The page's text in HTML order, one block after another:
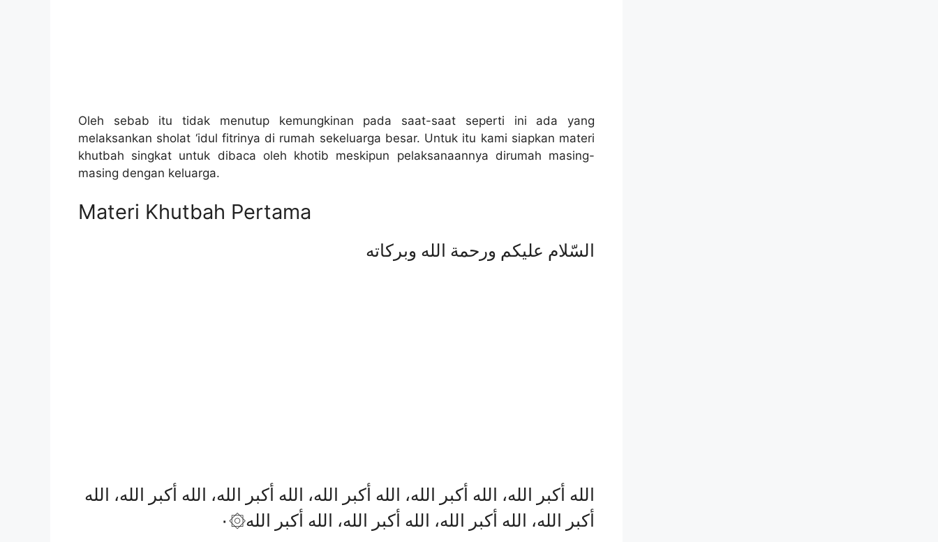
Oleh sebab itu tidak menutup kemungkinan pada saat-saat seperti ini ada yang
melaksankan sholat ‘idul fitrinya di rumah sekeluarga besar. Untuk itu kami siapkan materi
khutbah singkat untuk dibaca oleh khotib meskipun pelaksanaannya dirumah masing-
masing dengan keluarga.
Materi Khutbah Pertama
السّلام عليكم ورحمة الله وبركاته
الله أكبر الله، الله أكبر الله، الله أكبر الله، الله أكبر الله، الله أكبر الله، الله
أكبر الله، الله أكبر الله، الله أكبر الله، الله أكبر الله۞٠